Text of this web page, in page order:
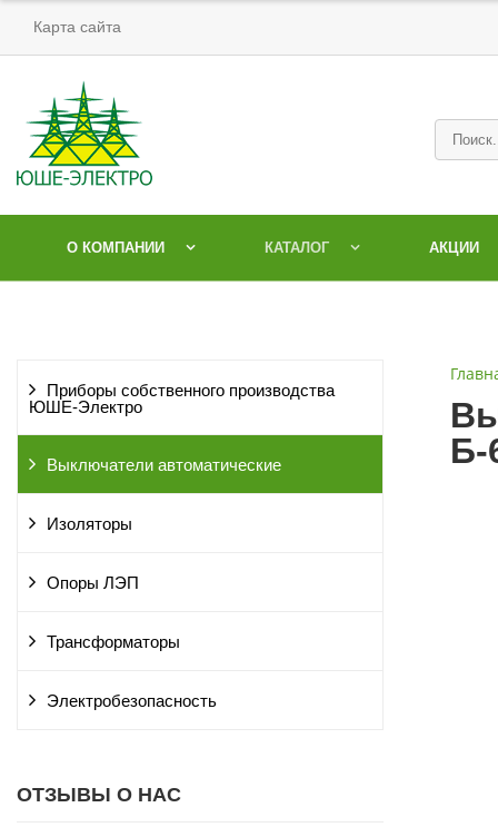
Карта сайта
О КОМПАНИИ КАТАЛОГ АКЦИИ
Приборы собственного производства
ЮШЕ-Электро
Выключатели автоматические
Изоляторы
Опоры ЛЭП
Трансформаторы
Электробезопасность
ОТЗЫВЫ О НАС
Б-